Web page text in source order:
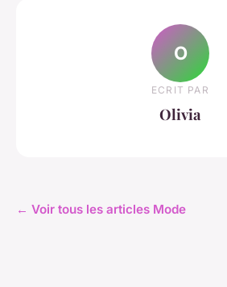
O
ECRIT PAR
Olivia
← Voir tous les articles Mode